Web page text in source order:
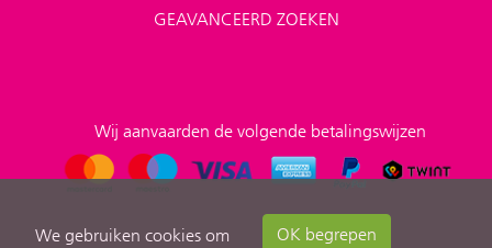
GEAVANCEERD ZOEKEN
Wij aanvaarden de volgende betalingswijzen
We gebruiken cookies om OK begrepen